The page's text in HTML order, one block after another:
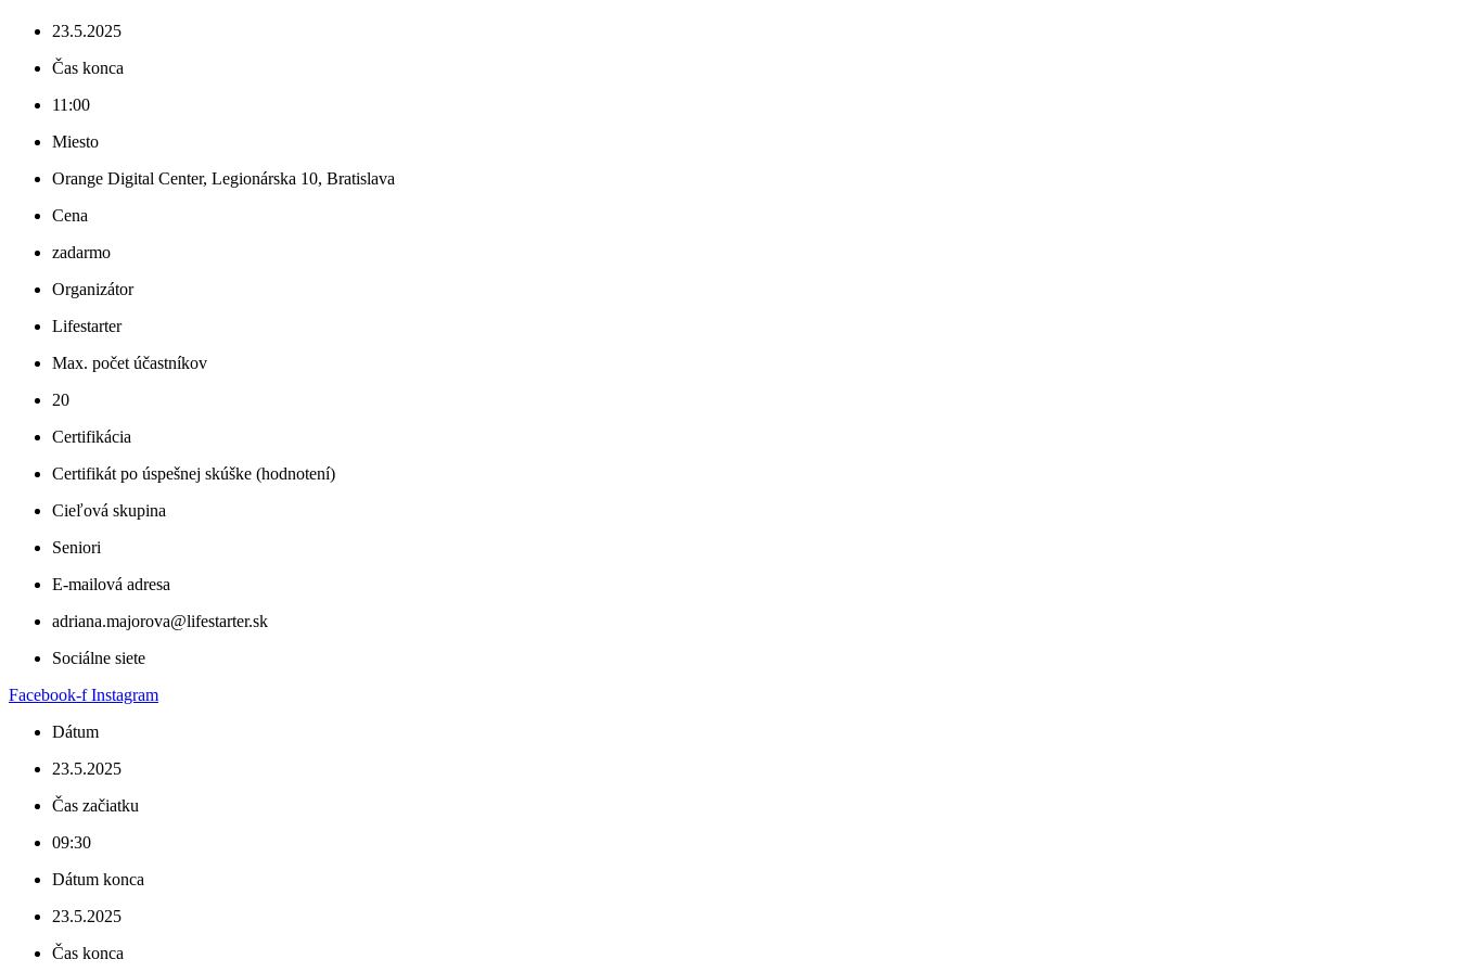
23.5.2025
Čas konca
11:00
Miesto
Orange Digital Center, Legionárska 10, Bratislava
Cena
zadarmo
Organizátor
Lifestarter
Max. počet účastníkov
20
Certifikácia
Certifikát po úspešnej skúške (hodnotení)
Cieľová skupina
Seniori
E-mailová adresa
adriana.majorova@lifestarter.sk
Sociálne siete
Facebook-f Instagram
Dátum
23.5.2025
Čas začiatku
09:30
Dátum konca
23.5.2025
Čas konca